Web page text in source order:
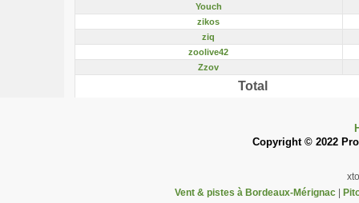
Youch
zikos
ziq
zoolive42
Zzov
Total
Copyright © 2022
Vent & pistes à Bordeaux-Mérignac|